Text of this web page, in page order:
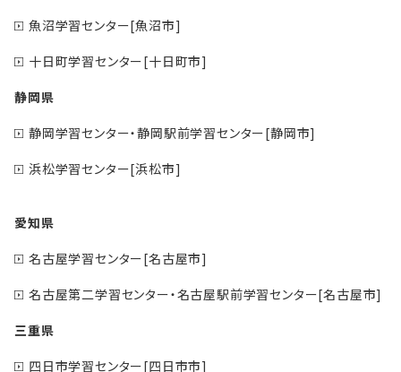
魚沼学習センター[魚沼市]
十日町学習センター[十日町市]
静岡県
静岡学習センター・静岡駅前学習センター[静岡市]
浜松学習センター[浜松市]
愛知県
名古屋学習センター[名古屋市]
名古屋第二学習センター・名古屋駅前学習センター[名古屋市]
三重県
四日市学習センター[四日市市]